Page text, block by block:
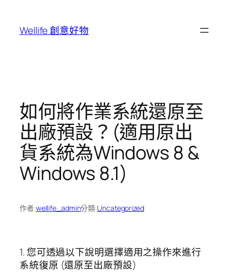
Wellife 創意好物
如何將作業系統還原至
出廠預設？(適用原出
貨系統為Windows 8 &
Windows 8.1)
作者:wellife_admin分類:Uncategorized
1. 您可透過以下說明選擇適用之操作來進行
系統復原 (還原至出廠預設)